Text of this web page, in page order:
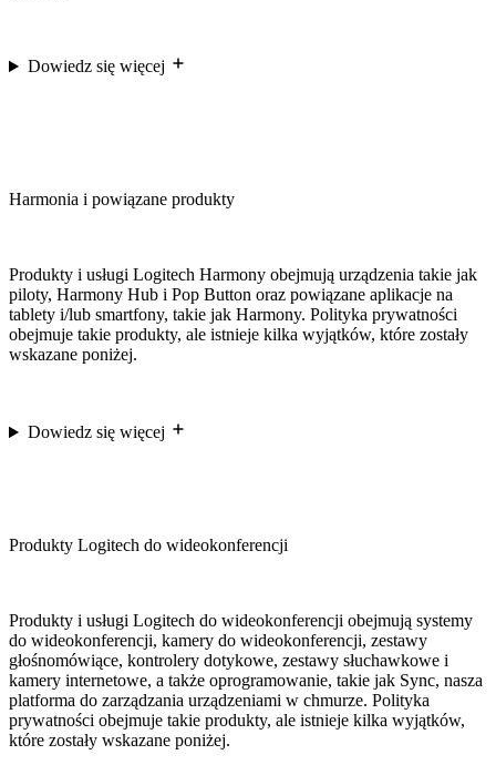
Dowiedz się więcej
Harmonia i powiązane produkty
Produkty i usługi Logitech Harmony obejmują urządzenia takie jak
piloty, Harmony Hub i Pop Button oraz powiązane aplikacje na
tablety i/lub smartfony, takie jak Harmony. Polityka prywatności
obejmuje takie produkty, ale istnieje kilka wyjątków, które zostały
wskazane poniżej.
Dowiedz się więcej
Produkty Logitech do wideokonferencji
Produkty i usługi Logitech do wideokonferencji obejmują systemy
do wideokonferencji, kamery do wideokonferencji, zestawy
głośnomówiące, kontrolery dotykowe, zestawy słuchawkowe i
kamery internetowe, a także oprogramowanie, takie jak Sync, nasza
platforma do zarządzania urządzeniami w chmurze. Polityka
prywatności obejmuje takie produkty, ale istnieje kilka wyjątków,
które zostały wskazane poniżej.